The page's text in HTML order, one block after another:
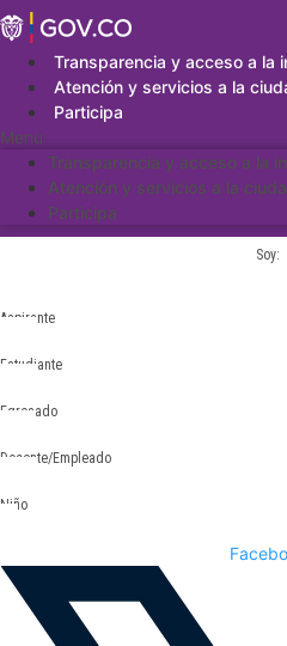
Saltar
al
contenidoTransparencia y acceso a la
Atención y servicios a la
Participa
Menu
Transparencia y acceso a la
Atención y servicios a la
Participa
Soy:
Aspirante
Estudiante
Egresado
Docente/Empleado
Niño